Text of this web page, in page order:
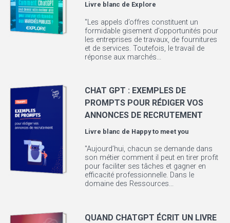
Livre blanc de Explore
"Les appels d’offres constituent un
formidable gisement d’opportunités pour
les entreprises de travaux, de fournitures
et de services. Toutefois, le travail de
réponse aux marchés...
CHAT GPT : EXEMPLES DE
PROMPTS POUR RÉDIGER VOS
ANNONCES DE RECRUTEMENT
Livre blanc de Happy to meet you
"Aujourd’hui, chacun se demande dans
son métier comment il peut en tirer profit
pour faciliter ses tâches et gagner en
efficacité professionnelle. Dans le
domaine des Ressources...
QUAND CHATGPT ÉCRIT UN LIVRE